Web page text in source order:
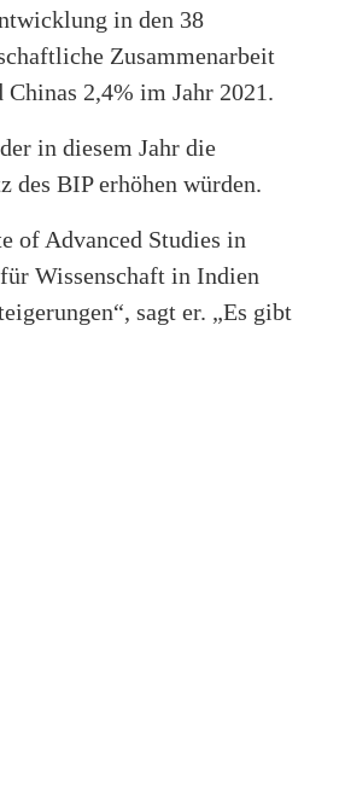
in den 38
Zusammenarbeit
2,4% im Jahr 2021.
in diesem Jahr die
des BIP erhöhen würden.
of Advanced Studies in
Wissenschaft in Indien
sagt er. „Es gibt